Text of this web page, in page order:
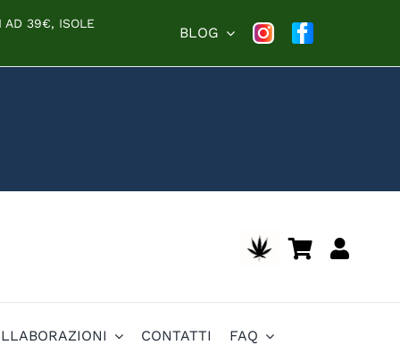
AD 39€, ISOLE
BLOG
CONTATTI FAQ